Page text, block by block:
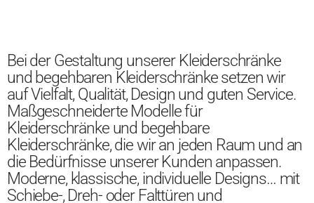
Bei der Gestaltung unserer Kleiderschränke
und begehbaren Kleiderschränke setzen wir
auf Vielfalt, Qualität, Design und guten Service.
Maßgeschneiderte Modelle für
Kleiderschränke und begehbare
Kleiderschränke, die wir an jeden Raum und an
die Bedürfnisse unserer Kunden anpassen.
Moderne, klassische, individuelle Designs… mit
Schiebe-, Dreh- oder Falttüren und